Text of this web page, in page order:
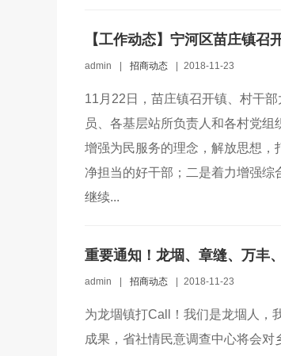
【工作动态】宁河区苗庄镇召
admin 招商动态 2018-11-23
11月22日，苗庄镇召开镇、村干
员、各基层站所负责人和各村党
增强为民服务的理念，解放思想
净担当的好干部；二是着力增强综
继续...
admin 招商动态 2018-11-23
为龙堌镇打Call！我们是龙堌人，
成果，省社情民意调查中心将会对